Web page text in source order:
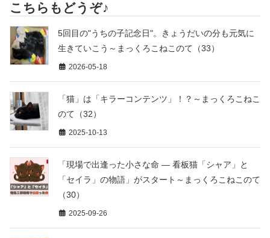
こちらもどうぞ♪
5回目の"うちの子記念日"。きょうだいの分も元気に
生きていこう～まっくろこねこのて（33）
2026-05-18
「猫」は「キラーコンテンツ」！？～まっくろこねこ
のて（32）
2025-10-13
「現場で出逢った小さな命 ― 看板猫「シャア」と
「セイラ」の物語」がスタート～まっくろこねこのて
（30）
2025-09-26